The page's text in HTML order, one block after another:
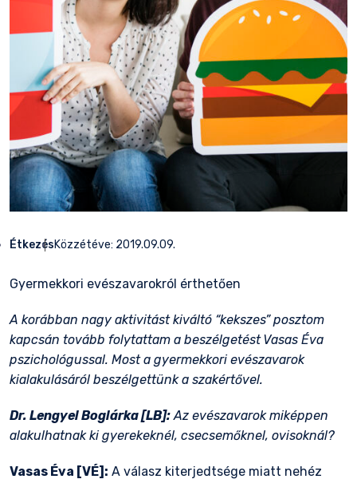
ÉtkezésKözzétéve: 2019.09.09.
Gyermekkori evészavarokról érthetően
A korábban nagy aktivitást kiváltó “kekszes” posztom
kapcsán tovább folytattam a beszélgetést Vasas Éva
pszichológussal. Most a gyermekkori evészavarok
kialakulásáról beszélgettünk a szakértővel.
Dr. Lengyel Boglárka [LB]:Az evészavarok miképpen
alakulhatnak ki gyerekeknél, csecsemőknel, ovisoknál?
Vasas Éva [VÉ]: A válasz kiterjedtsége miatt nehéz